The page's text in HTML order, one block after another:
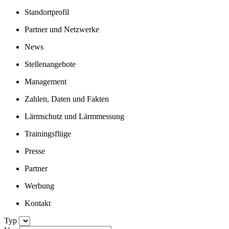
Standortprofil
Partner und Netzwerke
News
Stellenangebote
Management
Zahlen, Daten und Fakten
Lärmschutz und Lärmmessung
Trainingsflüge
Presse
Partner
Werbung
Kontakt
Typ